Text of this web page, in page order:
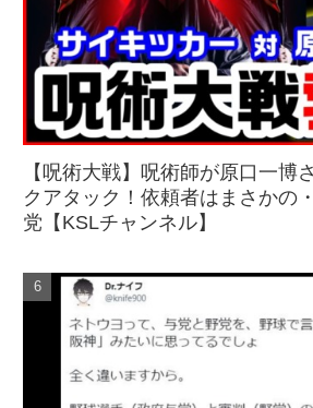
【呪術大戦】呪術師が原口一博
クアタック！依頼者はまさかの
党【KSLチャンネル】